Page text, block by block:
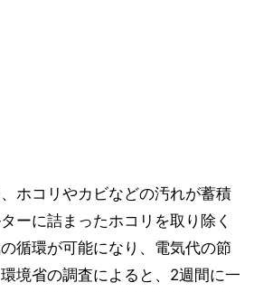
ホコリやカビなどの汚れが蓄積
ーに詰まったホコリを取り除く
循環が可能になり、電気代の節
境省の調査によると、2週間に一